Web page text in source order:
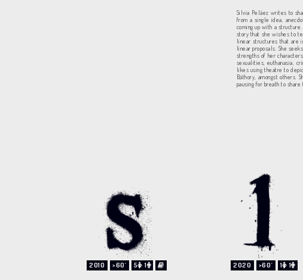
Silvia Peláez writes to
from a single idea,
coming up with a
story that she wishes to
linear structures that are
linear proposals. She
strengths of her
sexualities, euthanasia,
likes using theatre to
Báthory, amongst others.
pausing for breath to share
2010 >60' 5 1 2020 >60' 1 1